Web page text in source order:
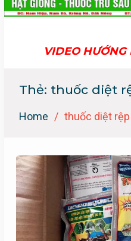
VIDEO
Thẻ: thuốc diệt
Home thuốc diệt rệp